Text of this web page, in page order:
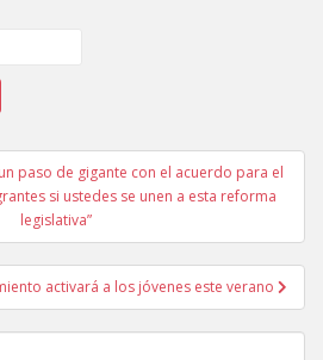
entradas
paso de gigante con el acuerdo para el
si ustedes se unen a esta reforma
legislativa”
activará a los jóvenes este verano